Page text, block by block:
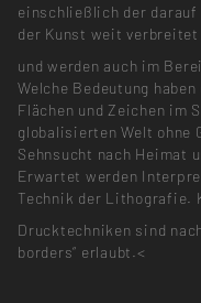
einschließlich der darauf
der Kunst weit verbreitet
und werden auch im
Welche Bedeutung
Flächen und Zeichen im
globalisierten Welt ohne
Sehnsucht nach Heimat
Erwartet werden
Technik der Lithografie.
Drucktechniken sind
borders“ erlaubt.<